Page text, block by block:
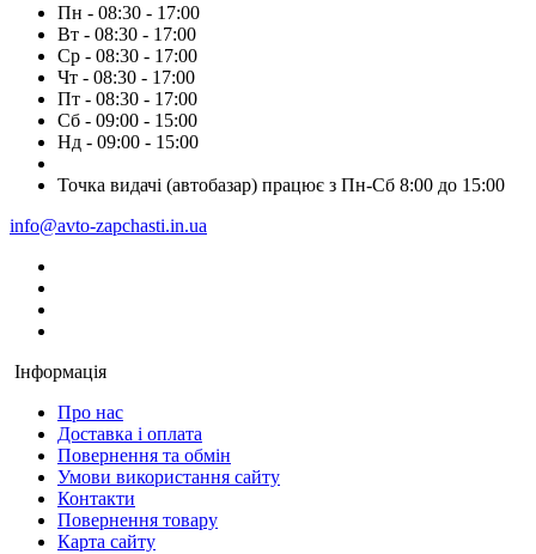
Пн - 08:30 - 17:00
Вт - 08:30 - 17:00
Ср - 08:30 - 17:00
Чт - 08:30 - 17:00
Пт - 08:30 - 17:00
Сб - 09:00 - 15:00
Нд - 09:00 - 15:00
Точка видачі (автобазар) працює з Пн-Сб 8:00 до 15:00
info@avto-zapchasti.in.ua
Інформація
Про нас
Доставка і оплата
Повернення та обмін
Умови використання сайту
Контакти
Повернення товару
Карта сайту